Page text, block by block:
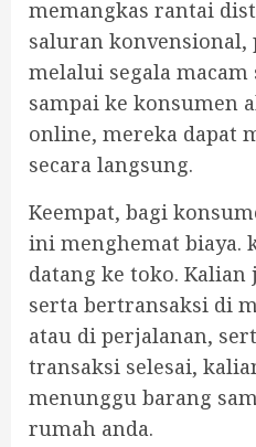
memangkas rantai
saluran
melalui segala
sampai ke konsumen
online, mereka dapat
secara langsung.
Keempat, bagi
ini menghemat biaya.
datang ke toko.
serta bertransaksi di
atau di perjalanan,
transaksi selesai,
menunggu barang
rumah anda.